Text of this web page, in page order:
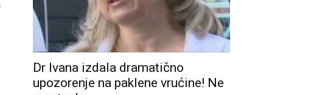
Dr Ivana izdala dramatično
upozorenje na paklene vrućine! Ne